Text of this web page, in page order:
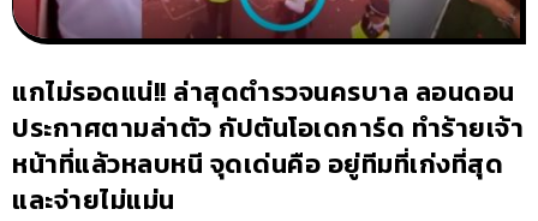
แกไม่รอดแน่!! ล่าสุดตำรวจนครบาล ลอนดอน
ประกาศตามล่าตัว กัปตันโอเดการ์ด ทำร้ายเจ้า
หน้าที่แล้วหลบหนี จุดเด่นคือ อยู่ทีมที่เก่งที่สุด
และจ่ายไม่แม่น